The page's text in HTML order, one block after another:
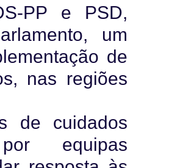
PP e PSD,
um
de
nas regiões
de cuidados
equipas